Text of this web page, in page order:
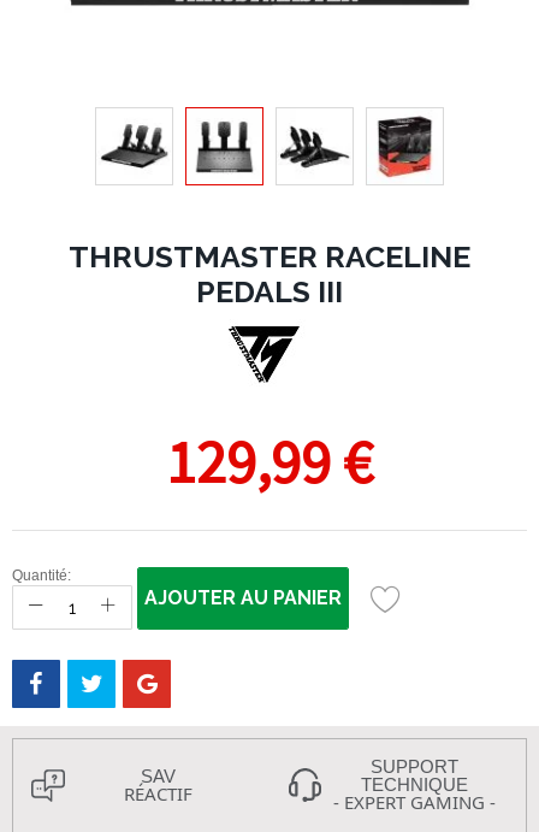
THRUSTMASTER RACELINE
PEDALS III
129,99 €
Quantité:
AJOUTER AU PANIER
SAV
RÉACTIF
SUPPORT
TECHNIQUE
- EXPERT GAMING -